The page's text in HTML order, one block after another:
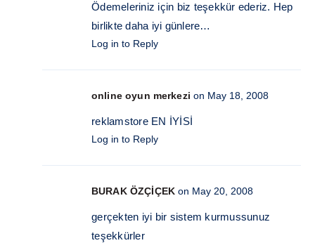
Ödemeleriniz için biz teşekkür ederiz. Hep
birlikte daha iyi günlere…
Log in to Reply
online oyun merkezi on May 18, 2008
reklamstore EN İYİSİ
Log in to Reply
BURAK ÖZÇİÇEK on May 20, 2008
gerçekten iyi bir sistem kurmussunuz
teşekkürler